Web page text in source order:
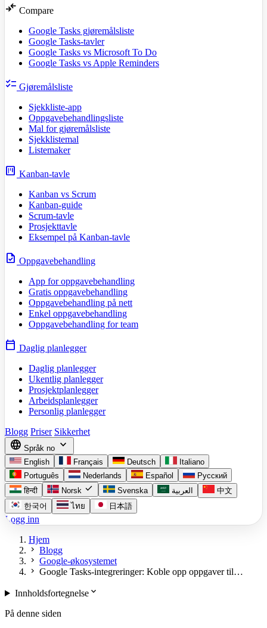
compare_arrows Compare
Google Tasks gjøremålsliste
Google Tasks-tavler
Google Tasks vs Microsoft To Do
Google Tasks vs Apple Reminders
checklist Gjøremålsliste
Sjekkliste-app
Oppgavebehandlingsliste
Mal for gjøremålsliste
Sjekklistemal
Listemaker
view_kanban Kanban-tavle
Kanban vs Scrum
Kanban-guide
Scrum-tavle
Prosjekttavle
Eksempel på Kanban-tavle
task Oppgavebehandling
App for oppgavebehandling
Gratis oppgavebehandling
Oppgavebehandling på nett
Enkel oppgavebehandling
Oppgavebehandling for team
calendar_today Daglig planlegger
Daglig planlegger
Ukentlig planlegger
Prosjektplanlegger
Arbeidsplanlegger
Personlig planlegger
Blogg Priser Sikkerhet
language Språk no expand_more
English Français Deutsch
Italiano
Português
Nederlands Español
Русский
हिन्दी
Norsk check Svenska العربية
中文
한국어
ไทย 日本語
Logg inn
Hjem
chevron_right Blogg
chevron_right Google-økosystemet
chevron_right Google Tasks-integreringer: Koble opp oppgaver til…
Innholdsfortegnelseexpand_more
På denne siden